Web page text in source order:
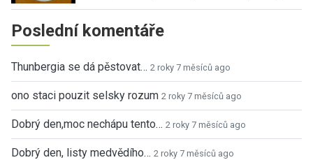
Poslední komentáře
Thunbergia se dá pěstovat… 2 roky 7 měsíců ago
ono staci pouzit selsky rozum 2 roky 7 měsíců ago
Dobrý den,moc nechápu tento… 2 roky 7 měsíců ago
Dobrý den, listy medvědího… 2 roky 7 měsíců ago